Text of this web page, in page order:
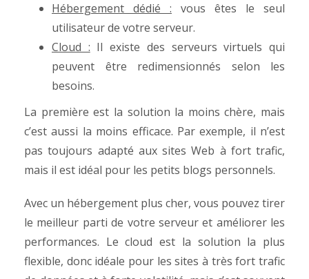
Hébergement dédié : vous êtes le seul
utilisateur de votre serveur.
Cloud : Il existe des serveurs virtuels qui
peuvent être redimensionnés selon les
besoins.
La première est la solution la moins chère, mais
c’est aussi la moins efficace. Par exemple, il n’est
pas toujours adapté aux sites Web à fort trafic,
mais il est idéal pour les petits blogs personnels.
Avec un hébergement plus cher, vous pouvez tirer
le meilleur parti de votre serveur et améliorer les
performances. Le cloud est la solution la plus
flexible, donc idéale pour les sites à très fort trafic